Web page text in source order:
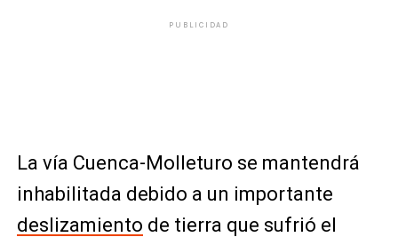
PUBLICIDAD
La vía Cuenca-Molleturo se mantendrá
inhabilitada debido a un importante
deslizamiento de tierra que sufrió el